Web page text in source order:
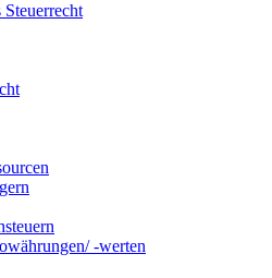
-werten